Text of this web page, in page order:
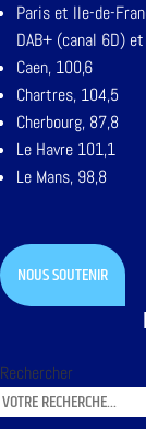
Paris et Ile-de-
DAB+ (canal 6D)
Caen, 100,6
Chartres, 104,5
Cherbourg, 87,8
Le Havre 101,1
Le Mans, 98,8
NOUS SOUTENIR
Rechercher